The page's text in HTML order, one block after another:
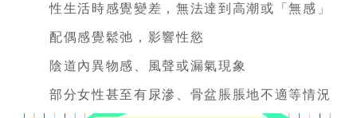
性生活時感覺變差，無法達到高潮或「無感」
配偶感覺鬆弛，影響性慾
陰道內異物感、風聲或漏氣現象
部分女性甚至有尿滲、骨盆脹脹地不適等情況